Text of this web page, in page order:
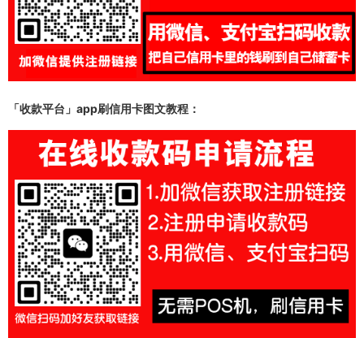
「收款平台」app刷信用卡图文教程：